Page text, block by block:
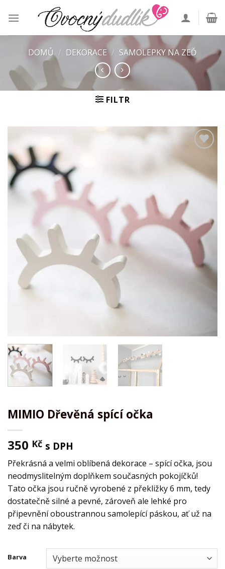
DOMŮ / DEKORACE / SAMOLEPKY NA ZEĎ
FILTR
Wishlist
MIMIO Dřevěná spící očka
350 Kč s DPH
Překrásná a velmi oblíbená dekorace – spící očka, jsou
neodmyslitelným doplňkem současných pokojíčků!
Tato očka jsou ručně vyrobené z překližky 6 mm, tedy
dostatečně silné a pevné, zároveň ale lehké pro
připevnění oboustrannou samolepící páskou, ať už na
zeď či na nábytek.
Barva